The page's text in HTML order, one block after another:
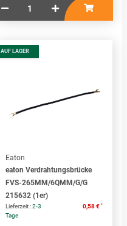
AUF LAGER
Eaton
eaton Verdrahtungsbrücke
FVS-265MM/6QMM/G/G
215632 (1er)
Lieferzeit :2-3
Tage
0,58 € *